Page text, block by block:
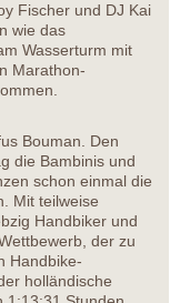
Fischer und DJ Kai
wie das
Wasserturm mit
Marathon-
Bouman. Den
die Bambinis und
schon einmal die
Mit teilweise
Handbiker und
der zu
Handbike-
holländische